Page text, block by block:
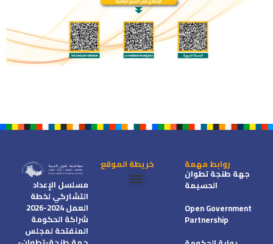
روابط مهمة
جهة طنجة تطوان
الحسيمة
Open Government
Partnership
خريطة الموقع
مسلسل الإعداد
التشاركي لخطة
العمل 2024-2026
شراكة الحكومة
المنفتحة لمجلس